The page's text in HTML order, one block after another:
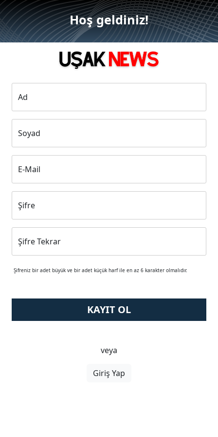
Hoş geldiniz!
Ad
Soyad
E-Mail
Şifre
Şifre Tekrar
Şifreniz bir adet büyük ve bir adet küçük harf ile en az 6 karakter olmalıdır.
KAYIT OL
veya
Giriş Yap